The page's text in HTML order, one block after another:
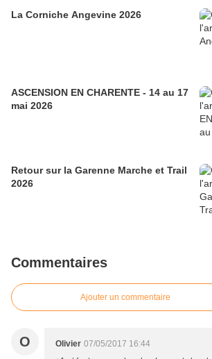
La Corniche Angevine 2026
ASCENSION EN CHARENTE - 14 au 17
mai 2026
Retour sur la Garenne Marche et Trail
2026
Commentaires
Ajouter un commentaire
O Olivier 07/05/2017 16:44